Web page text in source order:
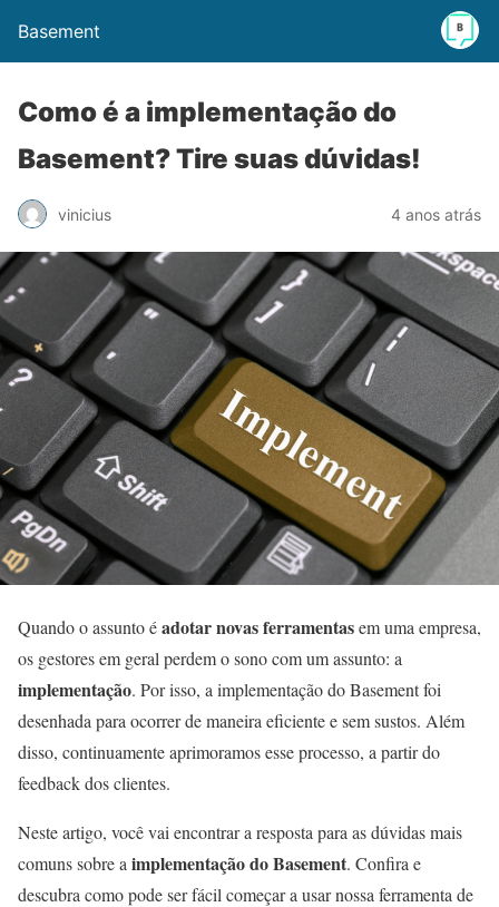
Basement
Como é a implementação do
Basement? Tire suas dúvidas!
vinicius 4 anos atrás
Quando o assunto éadotar novas ferramentasem uma empresa,
os gestores em geral perdem o sono com um assunto: a
implementação. Por isso, a implementação do Basement foi
desenhada para ocorrer de maneira eficiente e sem sustos. Além
disso, continuamente aprimoramos esse processo, a partir do
feedback dos clientes.
Neste artigo, você vai encontrar a resposta para as dúvidas mais
comuns sobre a implementação do Basement. Confira e
descubra como pode ser fácil começar a usar nossa ferramenta de